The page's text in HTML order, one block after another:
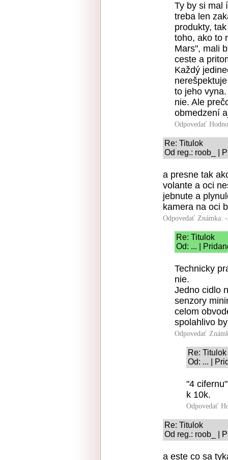
Ty by si mal
treba len
produkty,
toho, ako to
Mars", mali
ceste a
Každý
to jeho
nie. Ale
obmedzení
Odpovedať
Re: Titulok
Od reg.: roob_ |
a presne tak
volante a oci
jebnute a
kamera na oci
Odpovedať Známka:
Re: Titulok
Od: ... |
Technicky
nie.
Jedno cidlo
senzory
celom
spolahlivo
Odpovedať
Re: Titulok
Od: ... |
"4
k 10k.
Odpovedať
Re: Titulok
Od reg.: roob_ |
a este co sa